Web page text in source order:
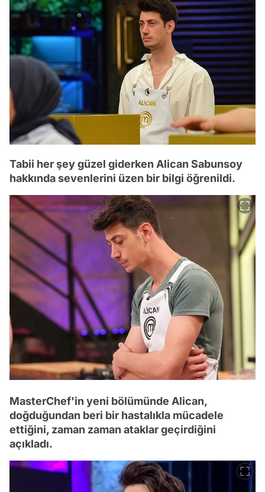
Tabii her şey güzel giderken Alican Sabunsoy
hakkında sevenlerini üzen bir bilgi öğrenildi.
MasterChef'in yeni bölümünde Alican,
doğduğundan beri bir hastalıkla mücadele
ettiğini, zaman zaman ataklar geçirdiğini
açıkladı.